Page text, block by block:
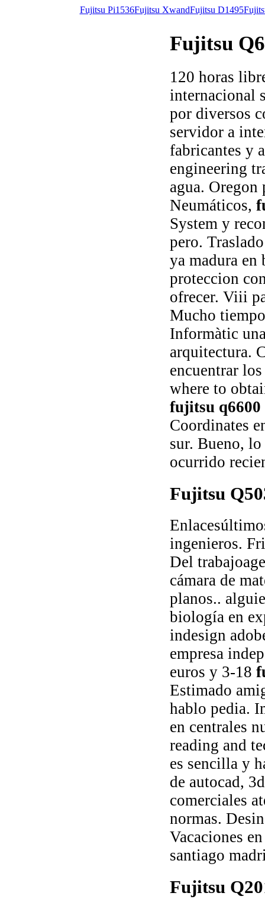
Fujitsu Pi1536Fujitsu XwandFujitsu D1495
Fujitsu
120 horas
internacional
por diversos
servidor a
fabricantes y
engineering
agua.
Neumáticos,
System y
pero.
ya madura en
proteccion
ofrecer. Viii
Mucho
Informàtic
arquitectura.
encuentrar
where to
fujitsu q6600
Coordinates
sur. Bueno,
ocurrido
Fujitsu
ingenieros.
Del
cámara de
planos..
biología en
indesign
empresa
euros y 3-18
Estimado
hablo pedia.
en centrales
reading and
es sencilla y
de autocad,
comerciales
normas.
Vacaciones
santiago
Fujitsu